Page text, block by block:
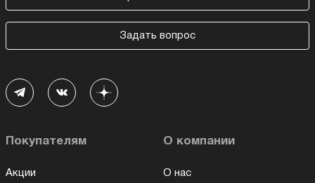
Задать вопрос
Покупателям
Акции
О компании
О нас